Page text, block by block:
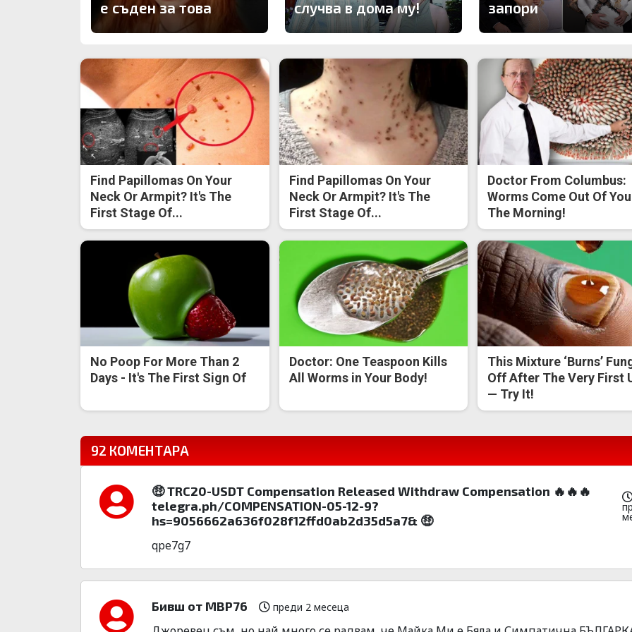
е съден за това случва в дома му! запори
Find Papillomas On Your
Neck Or Armpit? It's The
First Stage Of...
Find Papillomas On Your
Neck Or Armpit? It's The
First Stage Of...
Doctor From Columbus:
Worms Come Out Of
The Morning!
No Poop For More Than 2
Days - It's The First Sign Of
Doctor: One Teaspoon Kills
All Worms in Your Body!
This Mixture ‘Burns’
Off After The Very First
— Try It!
92 КОМЕНТАРА
🤑 TRC20-USDT Compensation Released Withdraw Compensation 🔥🔥🔥
telegra.ph/COMPENSATION-05-12-9?
hs=9056662a636f028f12ffd0ab2d35d5a7& 🤑
qpe7g7
Бивш от МВР76 преди 2 месеца